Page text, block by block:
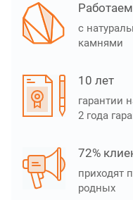
Работаем
с
камнями
10 лет
гарантии
2 года
72%
приходят
родных